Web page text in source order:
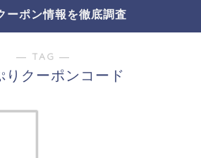
ーポン情報を徹底調査
― TAG ―
りクーポンコード